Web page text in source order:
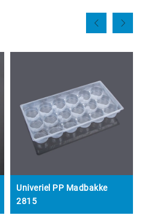
Univeriel PP Madbakke
2815